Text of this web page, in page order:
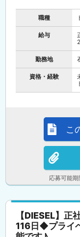
職種
給与
勤務地
資格・経験
応募可能
こ
【DIESEL】
116日◆プライ